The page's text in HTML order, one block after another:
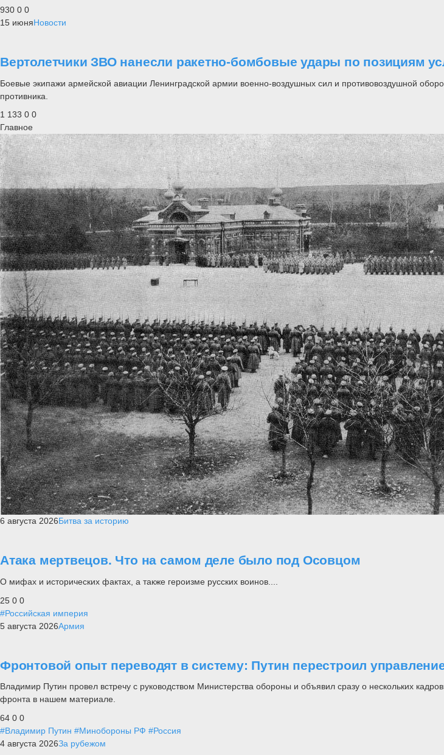
930 0 0
15 июняНовости
Вертолетчики ЗВО нанесли ракетно-бомбовые удары по позициям
Боевые экипажи армейской авиации Ленинградской армии военно-воздушных сил и противовоздушной
противника.
1 133 0 0
Главное
6 августа 2026Битва за историю
Атака мертвецов. Что на самом деле было под Осовцом
О мифах и исторических фактах, а также героизме русских воинов....
25 0 0
#Российская империя
5 августа 2026Армия
Фронтовой опыт переводят в систему: Путин перестроил
Владимир Путин провел встречу с руководством Министерства обороны и объявил сразу о нескольких
фронта в нашем материале.
64 0 0
#Владимир Путин #Минобороны РФ #Россия
4 августа 2026За рубежом